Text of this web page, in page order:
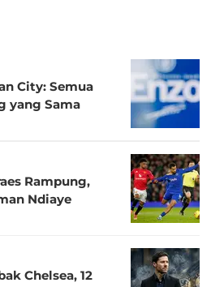
City: Semua
yang Sama
Rampung,
Ndiaye
Chelsea, 12